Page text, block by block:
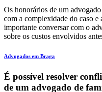
Os honorários de um
com a complexidade do caso e
importante conversar com o
sobre os custos envolvidos
Advogados em Braga
É possível resolver
de um advogado de